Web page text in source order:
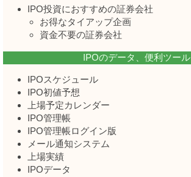
IPO投資におすすめの証券会社
お得なタイアップ企画
資金不要の証券会社
IPOのデータ、便利ツール
IPOスケジュール
IPO初値予想
上場予定カレンダー
IPO管理帳
IPO管理帳ログイン版
メール通知システム
上場実績
IPOデータ